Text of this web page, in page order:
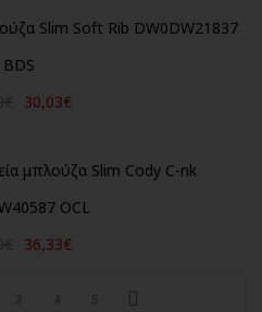
Slim Soft Rib DW0DW21837
BDS
30,03€
μπλούζα Slim Cody C-nk
OCL
36,33€